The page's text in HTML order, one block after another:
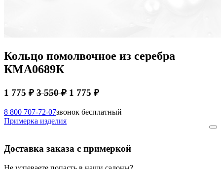
Кольцо помолвочное из серебра
КМА0689К
1 775 ₽ 3 550 ₽ 1 775 ₽
8 800 707-72-07звонок бесплатный
Примерка изделия
Доставка заказа с примеркой